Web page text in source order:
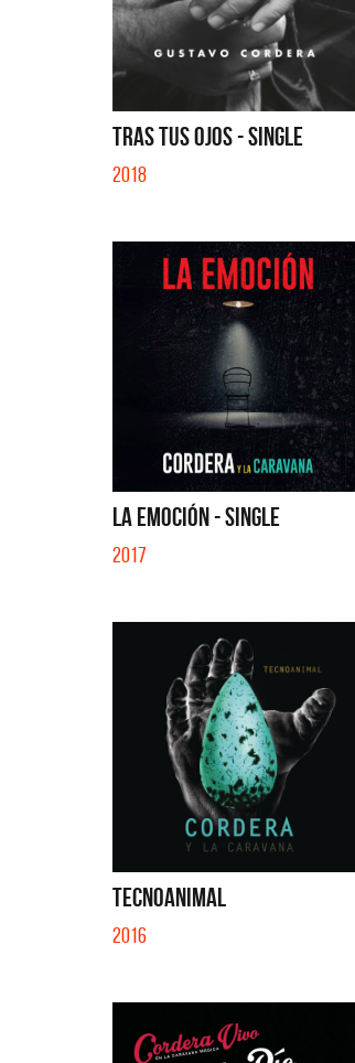
TRAS TUS OJOS - SINGLE
2018
LA EMOCIÓN - SINGLE
2017
TECNOANIMAL
2016